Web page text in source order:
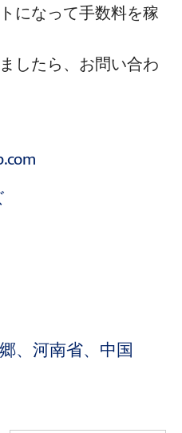
になって手数料を稼
したら、お問い合わ
、河南省、中国